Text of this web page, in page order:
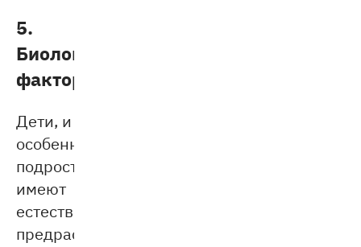
5.
Биологические
факторы
Дети, и
особенно
подростки,
имеют
естественную
предрасположенность